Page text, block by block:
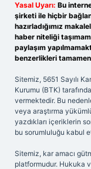
Yasal Uyarı: Bu
şirketi ile hiçbir
hazırladığımız
haber niteliği
paylaşım
benzerlikleri
Sitemiz, 5651 Sayılı
Kurumu (BTK)
vermektedir. Bu
veya araştırma
yazdıkları içeriklerin
bu sorumluluğu kabul
Sitemiz, kar amacı
platformudur. Hukuka